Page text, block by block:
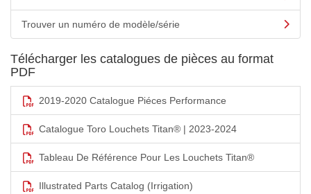
Trouver un numéro de modèle/série
Télécharger les catalogues de pièces au format
PDF
2019-2020 Catalogue Piéces Performance
Catalogue Toro Louchets Titan® | 2023-2024
Tableau De Référence Pour Les Louchets Titan®
Illustrated Parts Catalog (Irrigation)